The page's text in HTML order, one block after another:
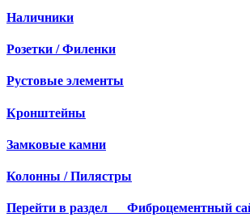
Наличники
Розетки / Филенки
Рустовые элементы
Кронштейны
Замковые камни
Колонны / Пилястры
Перейти в раздел Фиброцементный